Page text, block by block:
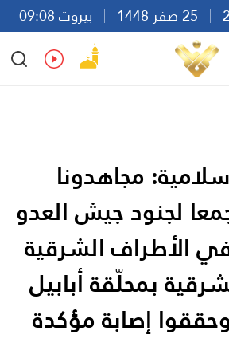
بيروت 09:08
Ar
En Fr Es
مجاهدونا
لجنود جيش العدو
الأطراف الشرقية
بمحلّقة أبابيل
إصابة مؤكدة